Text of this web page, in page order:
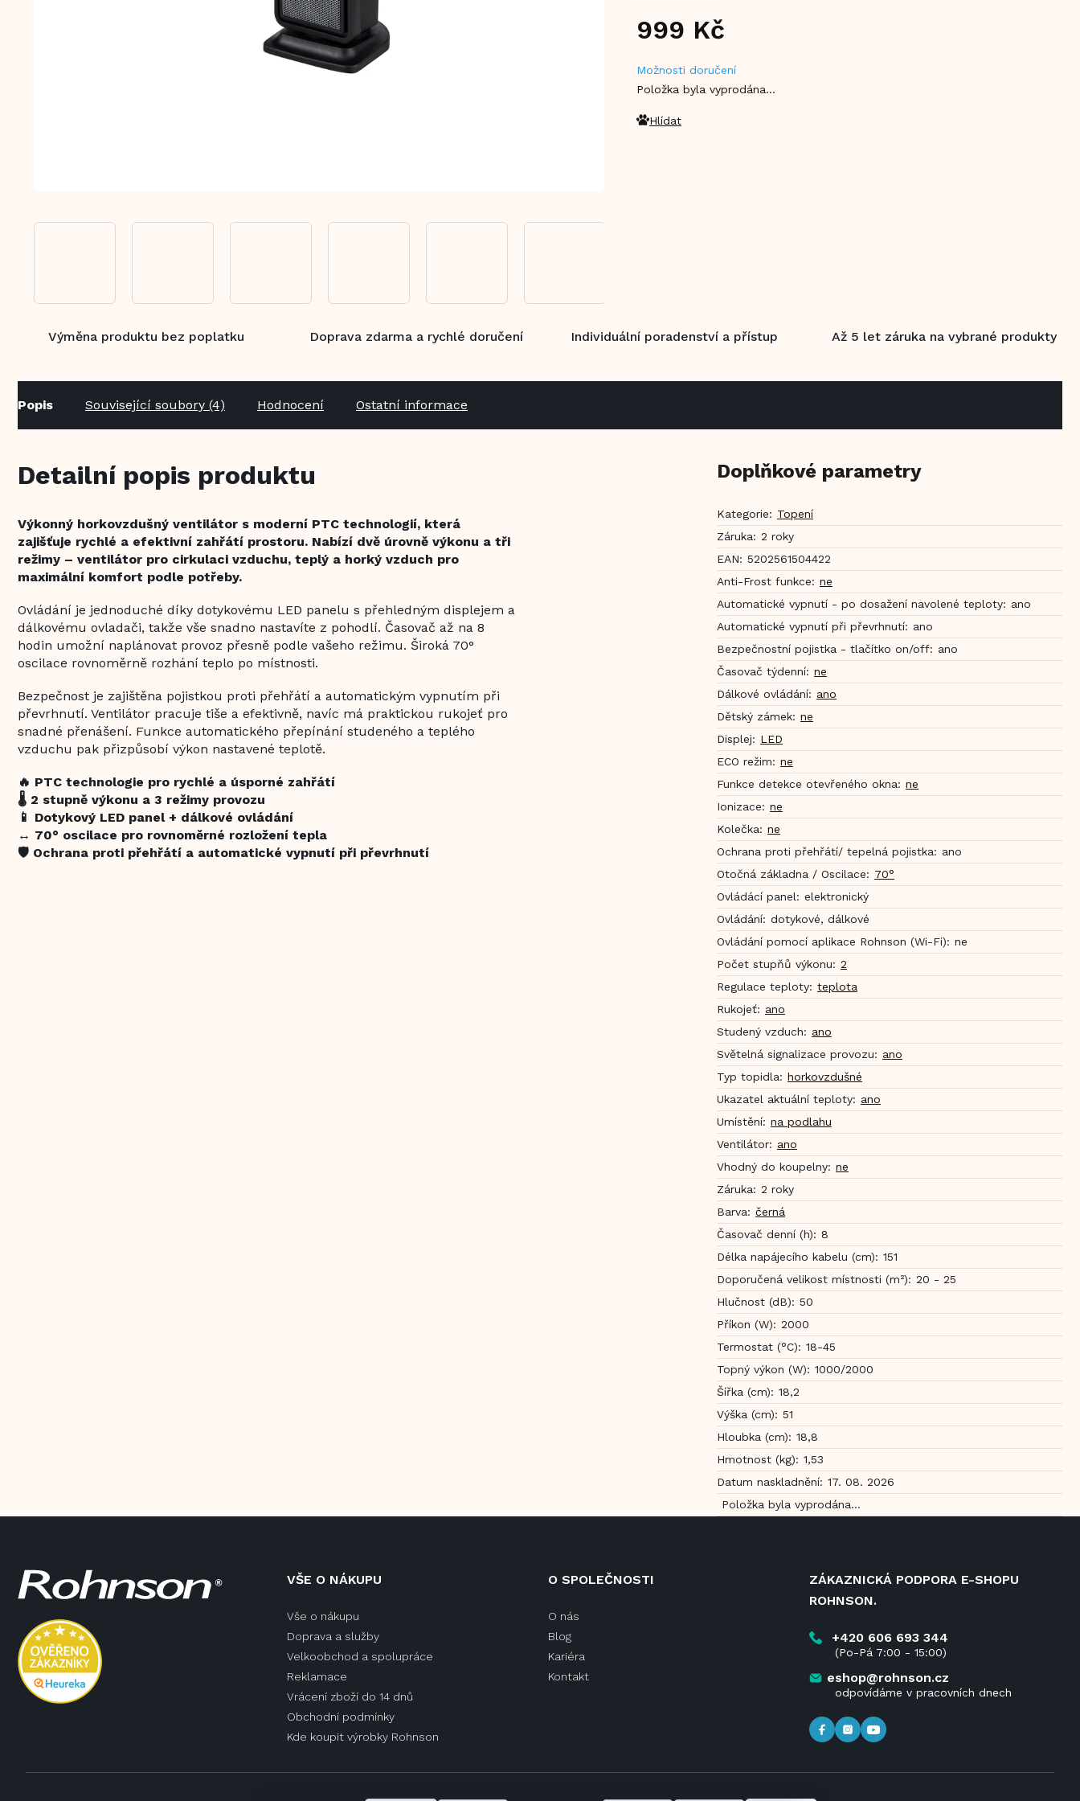
999 Kč
cena:
Možnosti doručení
Položka byla vyprodána…
Hlídat
Výměna produktu bez poplatku Doprava zdarma a rychlé doručení Individuální poradenství a přístup Až 5 let záruka na vybrané produkty
Popis Související soubory (4) Hodnocení Ostatní informace
Detailní popis produktu
Výkonný horkovzdušný ventilátor s moderní PTC technologií, která
zajišťuje rychlé a efektivní zahřátí prostoru. Nabízí dvě úrovně výkonu a tři
režimy – ventilátor pro cirkulaci vzduchu, teplý a horký vzduch pro
maximální komfort podle potřeby.
Ovládání je jednoduché díky dotykovému LED panelu s přehledným displejem a
dálkovému ovladači, takže vše snadno nastavíte z pohodlí. Časovač až na 8
hodin umožní naplánovat provoz přesně podle vašeho režimu. Široká 70°
oscilace rovnoměrně rozhání teplo po místnosti.
Bezpečnost je zajištěna pojistkou proti přehřátí a automatickým vypnutím při
převrhnutí. Ventilátor pracuje tiše a efektivně, navíc má praktickou rukojeť pro
snadné přenášení. Funkce automatického přepínání studeného a teplého
vzduchu pak přizpůsobí výkon nastavené teplotě.
🔥 PTC technologie pro rychlé a úsporné zahřátí
🌡️ 2 stupně výkonu a 3 režimy provozu
📱 Dotykový LED panel + dálkové ovládání
↔️ 70° oscilace pro rovnoměrné rozložení tepla
🛡️ Ochrana proti přehřátí a automatické vypnutí při převrhnutí
Doplňkové parametry
Kategorie: Topení
Záruka: 2 roky
EAN: 5202561504422
Anti-Frost funkce: ne
Automatické vypnutí - po dosažení navolené teploty: ano
Automatické vypnutí při převrhnutí: ano
Bezpečnostní pojistka - tlačítko on/off: ano
Časovač týdenní: ne
Dálkové ovládání: ano
Dětský zámek: ne
Displej: LED
ECO režim: ne
Funkce detekce otevřeného okna: ne
Ionizace: ne
Kolečka: ne
Ochrana proti přehřátí/ tepelná pojistka: ano
Otočná základna / Oscilace: 70°
Ovládácí panel: elektronický
Ovládání: dotykové, dálkové
Ovládání pomocí aplikace Rohnson (Wi-Fi): ne
Počet stupňů výkonu: 2
Regulace teploty: teplota
Rukojeť: ano
Studený vzduch: ano
Světelná signalizace provozu: ano
Typ topidla: horkovzdušné
Ukazatel aktuální teploty: ano
Umístění: na podlahu
Ventilátor: ano
Vhodný do koupelny: ne
Záruka: 2 roky
Barva: černá
Časovač denní (h): 8
Délka napájecího kabelu (cm): 151
Doporučená velikost místnosti (m²): 20 - 25
Hlučnost (dB): 50
Příkon (W): 2000
Termostat (°C): 18-45
Topný výkon (W): 1000/2000
Šířka (cm): 18,2
Výška (cm): 51
Hloubka (cm): 18,8
Hmotnost (kg): 1,53
Datum naskladnění: 17. 08. 2026
Položka byla vyprodána…
VŠE O NÁKUPU
Vše o nákupu
Doprava a služby
Velkoobchod a spolupráce
Reklamace
Vrácení zboží do 14 dnů
Obchodní podmínky
Kde koupit výrobky Rohnson
O SPOLEČNOSTI
O nás
Blog
Kariéra
Kontakt
ZÁKAZNICKÁ PODPORA E-SHOPU
ROHNSON.
+420 606 693 344
(Po-Pá 7:00 - 15:00)
eshop@rohnson.cz
odpovídáme v pracovních dnech